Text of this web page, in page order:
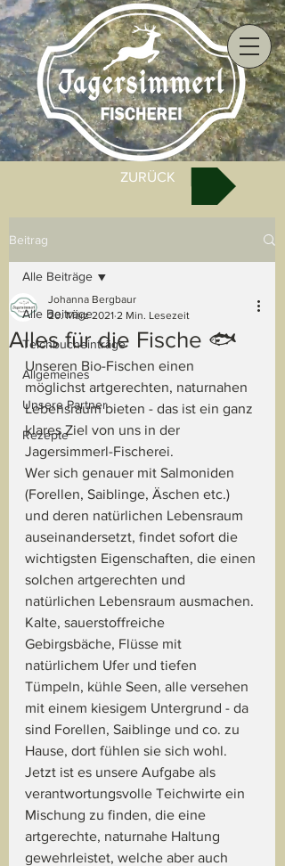
ZURÜCK
Beitrag
Alle Beiträge
Teichbucheinträge
Allgemeines
Unsere Partner
Rezepte
Alle Beiträge
Alles für die Fische 🐟
Johanna Bergbaur
20. März 2021 2 Min. Lesezeit
Unseren Bio-Fischen einen
möglichst artgerechten, naturnahen
Lebensraum bieten - das ist ein ganz
klares Ziel von uns in der
Jagersimmerl-Fischerei.
Wer sich genauer mit Salmoniden
(Forellen, Saiblinge, Äschen etc.)
und deren natürlichen Lebensraum
auseinandersetzt, findet sofort die
wichtigsten Eigenschaften, die einen
solchen artgerechten und
natürlichen Lebensraum ausmachen.
Kalte, sauerstoffreiche
Gebirgsbäche, Flüsse mit
natürlichem Ufer und tiefen
Tümpeln, kühle Seen, alle versehen
mit einem kiesigem Untergrund - da
sind Forellen, Saiblinge und co. zu
Hause, dort fühlen sie sich wohl.
Jetzt ist es unsere Aufgabe als
verantwortungsvolle Teichwirte ein
Mischung zu finden, die eine
artgerechte, naturnahe Haltung
gewehrleistet, welche aber auch